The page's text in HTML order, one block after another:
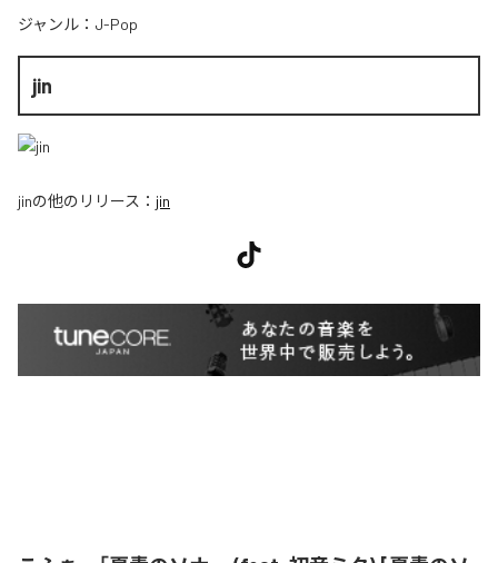
ジャンル： J-Pop
jin
jinの他のリリース： jin